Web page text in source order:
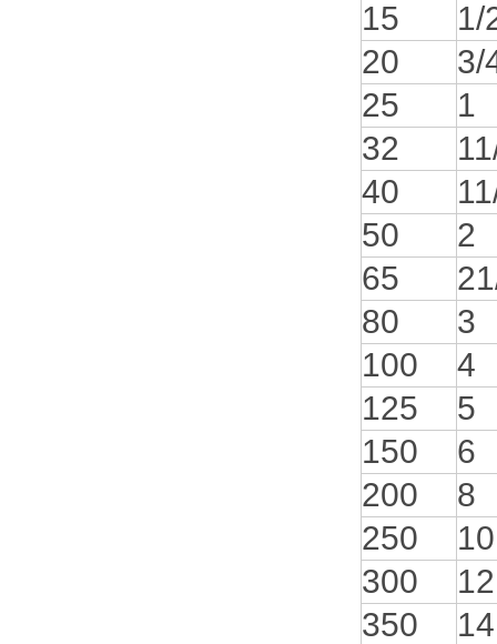
15
1/
20
3/
25
1
32
40
50
2
65
80
3
100
4
125
5
150
6
200
8
250
10
300
12
350
14